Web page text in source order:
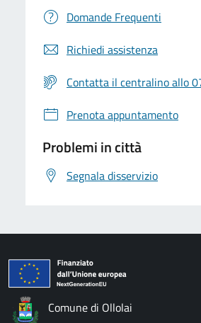
Domande Frequenti
Richiedi assistenza
Contatta il centralino allo
Prenota appuntamento
Problemi in città
Segnala disservizio
Comune di Ollolai